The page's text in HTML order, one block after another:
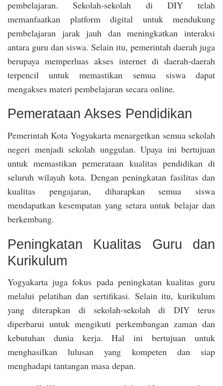
pembelajaran. Sekolah-sekolah di DIY telah
memanfaatkan platform digital untuk mendukung
pembelajaran jarak jauh dan meningkatkan interaksi
antara guru dan siswa. Selain itu, pemerintah daerah juga
berupaya memperluas akses internet di daerah-daerah
terpencil untuk memastikan semua siswa dapat
mengakses materi pembelajaran secara online.
Pemerataan Akses Pendidikan
Pemerintah Kota Yogyakarta menargetkan semua sekolah
negeri menjadi sekolah unggulan. Upaya ini bertujuan
untuk memastikan pemerataan kualitas pendidikan di
seluruh wilayah kota. Dengan peningkatan fasilitas dan
kualitas pengajaran, diharapkan semua siswa
mendapatkan kesempatan yang setara untuk belajar dan
berkembang.
Peningkatan Kualitas Guru dan
Kurikulum
Yogyakarta juga fokus pada peningkatan kualitas guru
melalui pelatihan dan sertifikasi. Selain itu, kurikulum
yang diterapkan di sekolah-sekolah di DIY terus
diperbarui untuk mengikuti perkembangan zaman dan
kebutuhan dunia kerja. Hal ini bertujuan untuk
menghasilkan lulusan yang kompeten dan siap
menghadapi tantangan masa depan.